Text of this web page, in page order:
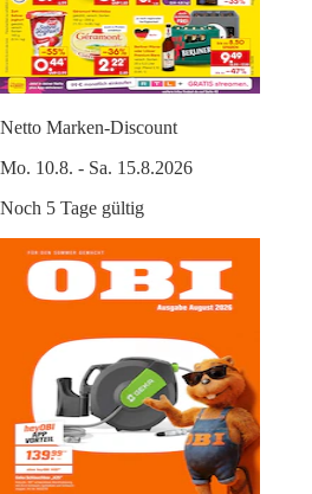
Netto Marken-Discount
Mo. 10.8. - Sa. 15.8.2026
Noch 5 Tage gültig